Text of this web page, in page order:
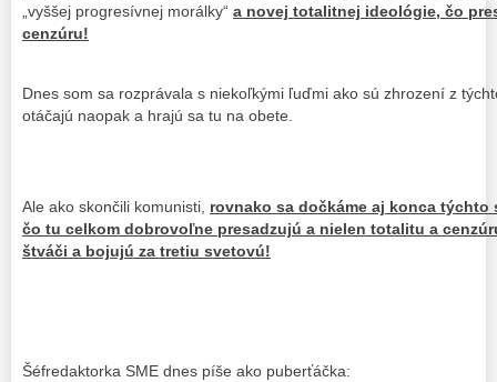
„vyššej progresívnej morálky“ a novej totalitnej ideológie, čo
cenzúru!
Dnes som sa rozprávala s niekoľkými ľuďmi ako sú zhrození z
otáčajú naopak a hrajú sa tu na obete.
Ale ako skončili komunisti, rovnako sa dočkáme aj konca
čo tu celkom dobrovoľne presadzujú a nielen totalitu a
štváči a bojujú za tretiu svetovú!
Šéfredaktorka SME dnes píše ako puberťáčka: